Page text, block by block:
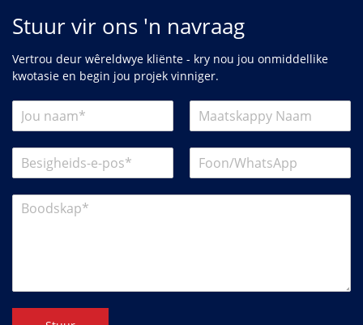
Stuur vir ons 'n navraag
Vertrou deur wêreldwye kliënte - kry nou jou onmiddellike
kwotasie en begin jou projek vinniger.